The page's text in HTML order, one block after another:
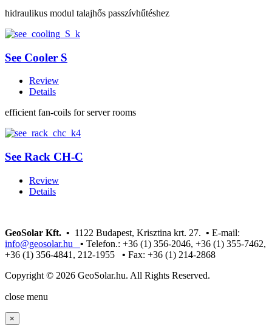
hidraulikus modul talajhős passzívhűtéshez
See Cooler S
Review
Details
efficient fan-coils for server rooms
See Rack CH-C
Review
Details
GeoSolar Kft. • 1122 Budapest, Krisztina krt. 27. • E-mail:
info@geosolar.hu • Telefon.: +36 (1) 356-2046, +36 (1) 355-7462,
+36 (1) 356-4841, 212-1955 • Fax: +36 (1) 214-2868
Copyright © 2026 GeoSolar.hu. All Rights Reserved.
close menu
×